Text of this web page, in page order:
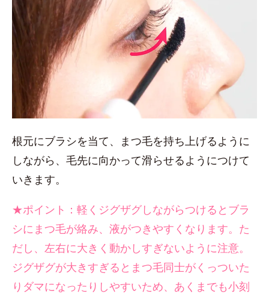
根元にブラシを当て、まつ毛を持ち上げるように
しながら、毛先に向かって滑らせるようにつけて
いきます。
★ポイント：軽くジグザグしながらつけるとブラ
シにまつ毛が絡み、液がつきやすくなります。た
だし、左右に大きく動かしすぎないように注意。
ジグザグが大きすぎるとまつ毛同士がくっついた
りダマになったりしやすいため、あくまでも小刻